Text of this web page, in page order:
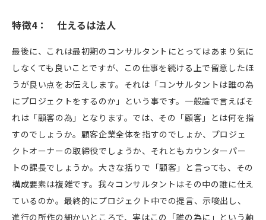
特徴4： 仕えるは法人
最後に、これは最初期のコンサルタントにとってはあまり気に
しなくても良いことですが、この仕事を続ける上で留意したほ
うが良い点をお伝えします。それは「コンサルタントは誰の為
にプロジェクトをするのか」という事です。一般論で言えばそ
れは「顧客の為」となります。では、その「顧客」とは何を指
すのでしょうか。顧客企業全体を指すのでしょか、プロジェ
クトオーナーの取締役でしょうか、それともカウンターパー
トの課長でしょうか。大きな括りで「顧客」と言っても、その
構成要素は複雑です。我々コンサルタントはその中の誰に仕え
ているのか。最終的にプロジェクト中での提言、示唆出し、
進行の所作の細かいところで、実はこの「誰の為に」という軸